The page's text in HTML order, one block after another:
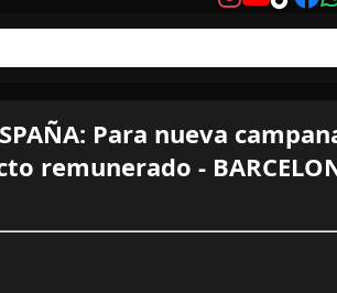
Para nueva
remunerado -